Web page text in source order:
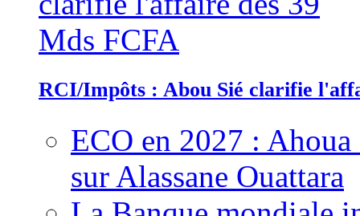
RCI/Impôts : Abou Sié clarifie
ECO en 2027 :
sur Alassane Ouattara